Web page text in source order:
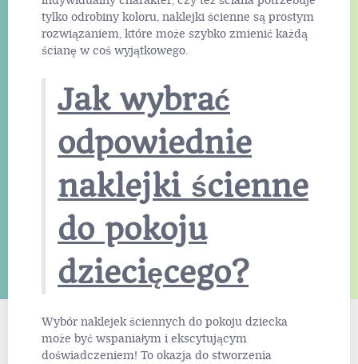
tylko odrobiny koloru, naklejki ścienne są prostym
rozwiązaniem, które może szybko zmienić każdą
ścianę w coś wyjątkowego.
Jak wybrać
odpowiednie
naklejki ścienne
do pokoju
dziecięcego?
Wybór naklejek ściennych do pokoju dziecka
może być wspaniałym i ekscytującym
doświadczeniem! To okazja do stworzenia